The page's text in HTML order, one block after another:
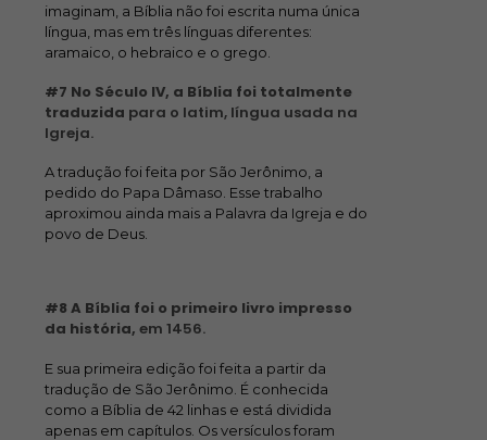
imaginam, a Bíblia não foi escrita numa única
língua, mas em três línguas diferentes:
aramaico, o hebraico e o grego.
#7 No Século IV, a Bíblia foi totalmente
traduzida para o latim, língua usada na
Igreja.
A tradução foi feita por São Jerônimo, a
pedido do Papa Dâmaso. Esse trabalho
aproximou ainda mais a Palavra da Igreja e do
povo de Deus.
#8 A Bíblia foi o primeiro livro impresso
da história, em 1456.
E sua primeira edição foi feita a partir da
tradução de São Jerônimo. É conhecida
como a Bíblia de 42 linhas e está dividida
apenas em capítulos. Os versículos foram